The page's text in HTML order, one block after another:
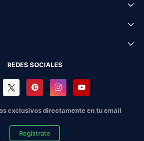
REDES SOCIALES
exclusivos directamente en tu email
Regístrate